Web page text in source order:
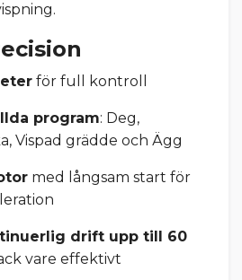
för full kontroll
program: Deg,
Vispad grädde och Ägg
med långsam start för
drift upp till 60
vare effektivt